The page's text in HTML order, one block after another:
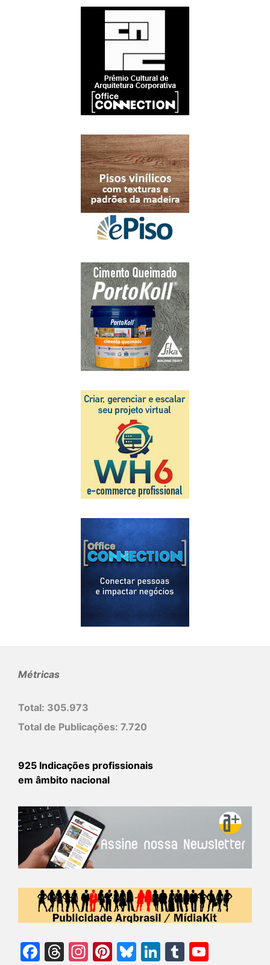
Métricas
Total: 305.973
Total de Publicações: 7.720
925 Indicações profissionais
em âmbito nacional
Facebook
Threads
Instagram
Pinterest
Bluesky
LinkedIn
Tumblr